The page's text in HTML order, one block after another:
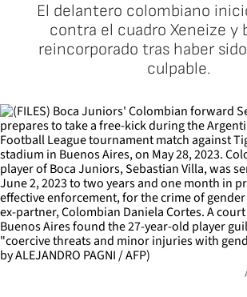
El delantero colombiano
contra el cuadro Xeneize y
reincorporado tras haber
culpable.